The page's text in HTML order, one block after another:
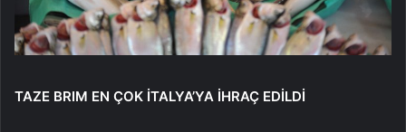
TAZE BRIM EN ÇOK İTALYA’YA İHRAÇ EDİLDİ